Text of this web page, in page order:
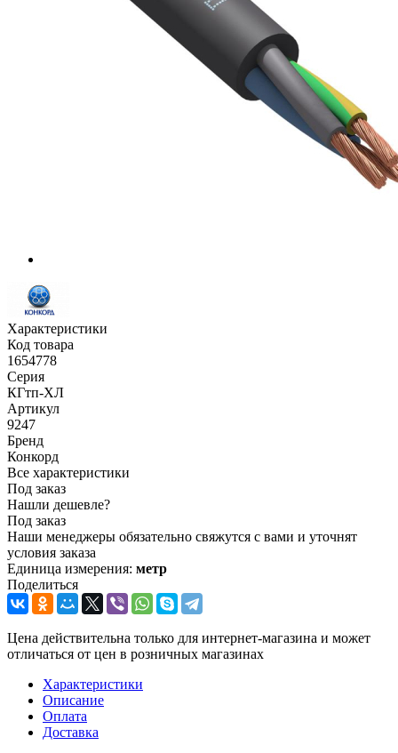
Характеристики
Код товара
1654778
Серия
КГтп-ХЛ
Артикул
9247
Бренд
Конкорд
Все характеристики
Под заказ
Нашли дешевле?
Под заказ
Наши менеджеры обязательно свяжутся с вами и уточнят
условия заказа
Единица измерения: метр
Поделиться
Цена действительна только для интернет-магазина и может
отличаться от цен в розничных магазинах
Характеристики
Описание
Оплата
Доставка